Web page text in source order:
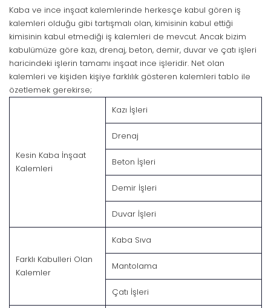
Kaba ve ince inşaat kalemlerinde herkesçe kabul gören iş
kalemleri olduğu gibi tartışmalı olan, kimisinin kabul ettiği
kimisinin kabul etmediği iş kalemleri de mevcut. Ancak bizim
kabulümüze göre kazı, drenaj, beton, demir, duvar ve çatı işleri
haricindeki işlerin tamamı inşaat ince işleridir. Net olan
kalemleri ve kişiden kişiye farklılık gösteren kalemleri tablo ile
özetlemek gerekirse;
Kesin Kaba İnşaat
Kalemleri
Kazı İşleri
Drenaj
Beton İşleri
Demir İşleri
Duvar İşleri
Farklı Kabulleri Olan
Kalemler
Kaba Sıva
Mantolama
Çatı İşleri